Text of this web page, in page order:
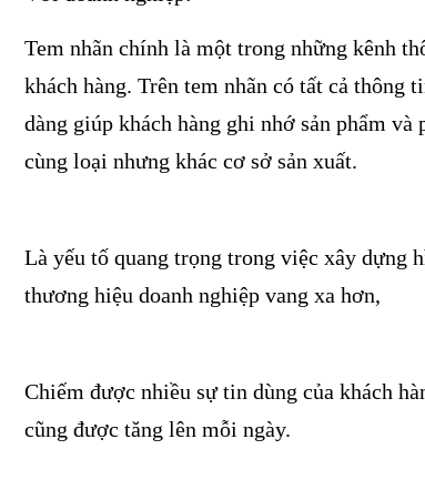
Tem nhãn chính là một trong những kênh
khách hàng. Trên tem nhãn có tất cả thông
dàng giúp khách hàng ghi nhớ sản phẩm
cùng loại nhưng khác cơ sở sản xuất.
Là yếu tố quang trọng trong việc xây dựng
thương hiệu doanh nghiệp vang xa hơn,
Chiếm được nhiều sự tin dùng của khách
cũng được tăng lên mỗi ngày.